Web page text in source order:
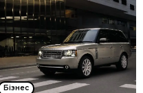
Бізнес